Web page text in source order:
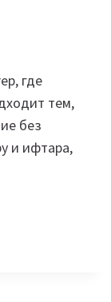
где
тем,
без
и ифтара,